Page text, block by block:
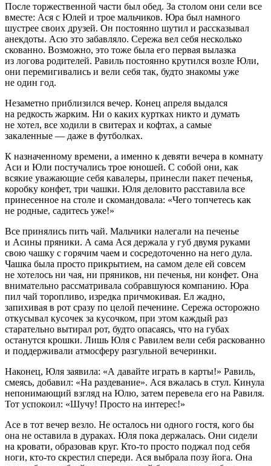
После торжественной части был обед. За столом они сели все
вместе: Ася с Юлей и трое мальчиков. Юра был намного
шустрее своих друзей. Он постоянно шутил и рассказывал
анекдоты. Асю это забавляло. Сережа вел себя несколько
скованно. Возможно, это тоже была его первая вылазка
из логова родителей. Равиль постоянно крутился возле Юли,
они перемигивались и вели себя так, будто знакомы уже
не один год.
Незаметно приблизился вечер. Конец апреля выдался
на редкость жарким. Ни о каких куртках никто и думать
не хотел, все ходили в свитерах и кофтах, а самые
закаленные — даже в футболках.
К назначенному времени, а именно к девяти вечера в комнату
Аси и Юли постучались трое юношей. С собой они, как
всякие уважающие себя кавалеры, принесли пакет печенья,
коробку конфет, три чашки. Юля деловито расставила все
принесенное на столе и скомандовала: «Чего топчетесь как
не родные, садитесь уже!»
Все принялись пить чай. Мальчики налегали на печенье
и Асины пряники. А сама Ася держала у губ двумя руками
свою чашку с горячим чаем и сосредоточенно на него дула.
Чашка была просто прикрытием, на самом деле ей совсем
не хотелось ни чая, ни пряников, ни печенья, ни конфет. Она
внимательно рассматривала собравшуюся компанию. Юра
пил чай торопливо, изредка причмокивая. Ел жадно,
запихивая в рот сразу по целой печенине. Сережа осторожно
откусывал кусочек за кусочком, при этом каждый раз
старательно вытирал рот, будто опасаясь, что на губах
останутся крошки. Лишь Юля с Равилем вели себя раскованно
и поддерживали атмосферу разгульной вечеринки.
Наконец, Юля заявила: «А давайте играть в карты!» Равиль,
смеясь, добавил: «На раздевание». Ася вжалась в стул. Кинула
непонимающий взгляд на Юлю, затем перевела его на Равиля.
Тот успокоил: «Шучу! Просто на интерес!»
Асе в тот вечер везло. Не осталось ни одного гостя, кого бы
она не оставила в дураках. Юля пока держалась. Они сидели
на кровати, образовав круг. Кто-то просто поджал под себя
ноги, кто-то скрестил спереди. Ася выбрала позу йога. Она